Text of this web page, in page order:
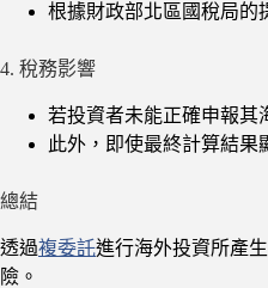
根據財政部北區國稅局的
4. 稅務影響
若投資者未能正確申報其
此外，即使最終計算結果
總結
透過複委託進行海外投資所產
險。